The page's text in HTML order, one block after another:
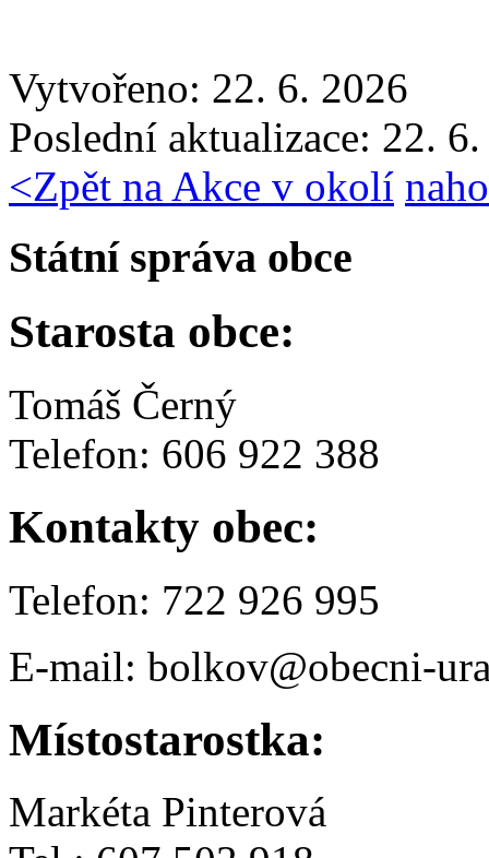
Vytvořeno: 22. 6. 2026
Poslední aktualizace: 22.
<Zpět na Akce v okolí
Státní správa obce
Starosta obce:
Tomáš Černý
Telefon: 606 922 388
Kontakty obec:
Telefon: 722 926 995
E-mail: bolkov@obecni-
Místostarostka:
Markéta Pinterová